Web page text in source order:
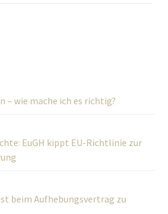
– wie mache ich es richtig?
EuGH kippt EU-Richtlinie zur
beim Aufhebungsvertrag zu